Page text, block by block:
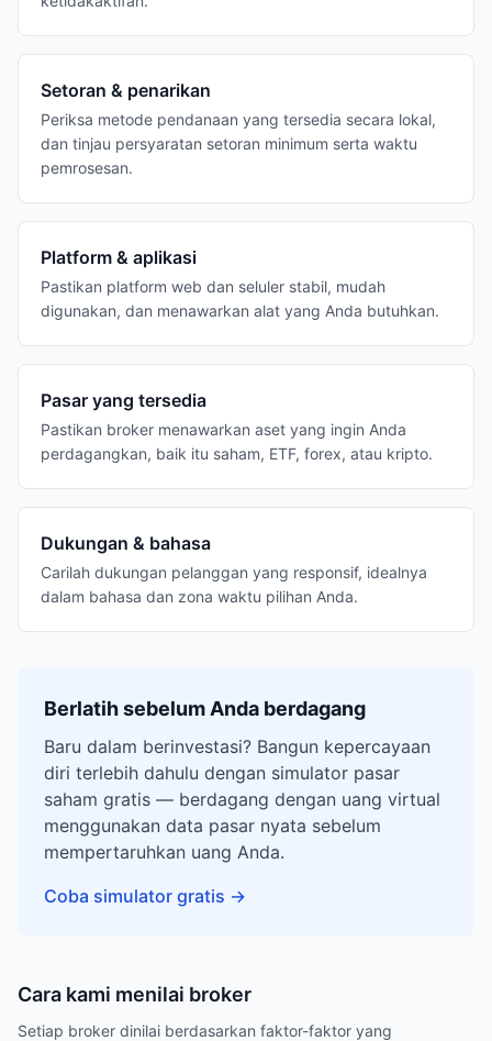
Setoran & penarikan
Periksa metode pendanaan yang tersedia secara lokal,
dan tinjau persyaratan setoran minimum serta waktu
pemrosesan.
Platform & aplikasi
Pastikan platform web dan seluler stabil, mudah
digunakan, dan menawarkan alat yang Anda butuhkan.
Pasar yang tersedia
Pastikan broker menawarkan aset yang ingin Anda
perdagangkan, baik itu saham, ETF, forex, atau kripto.
Dukungan & bahasa
Carilah dukungan pelanggan yang responsif, idealnya
dalam bahasa dan zona waktu pilihan Anda.
Berlatih sebelum Anda berdagang
Baru dalam berinvestasi? Bangun kepercayaan
diri terlebih dahulu dengan simulator pasar
saham gratis — berdagang dengan uang virtual
menggunakan data pasar nyata sebelum
mempertaruhkan uang Anda.
Coba simulator gratis →
Cara kami menilai broker
Setiap broker dinilai berdasarkan faktor-faktor yang